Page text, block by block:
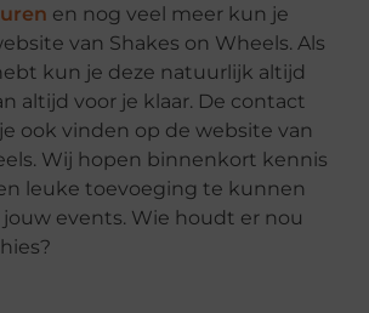
en nog veel meer kun je
van Shakes on Wheels. Als
kun je deze natuurlijk altijd
altijd voor je klaar. De contact
ook vinden op de website van
Wij hopen binnenkort kennis
leuke toevoeging te kunnen
jouw events. Wie houdt er nou